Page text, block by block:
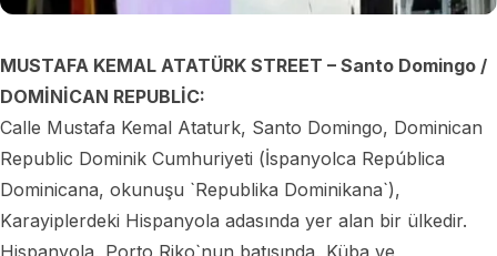
MUSTAFA KEMAL ATATÜRK STREET – Santo Domingo /
DOMİNİCAN REPUBLİC:
Calle Mustafa Kemal Ataturk, Santo Domingo, Dominican
Republic Dominik Cumhuriyeti (İspanyolca República
Dominicana, okunuşu `Republika Dominikana`),
Karayiplerdeki Hispanyola adasında yer alan bir ülkedir.
Hispanyola, Porto Riko`nun batısında, Küba ve